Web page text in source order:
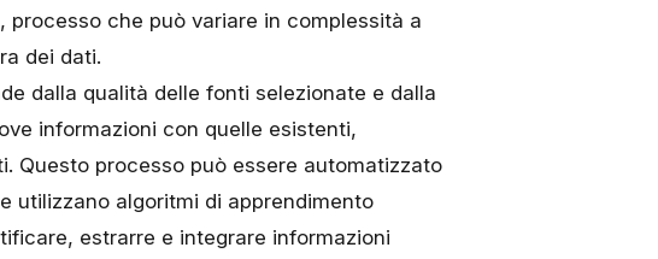
che può variare in complessità a
dei dati.
dalla qualità delle fonti selezionate e dalla
informazioni con quelle esistenti,
Questo processo può essere automatizzato
utilizzano algoritmi di apprendimento
estrarre e integrare informazioni